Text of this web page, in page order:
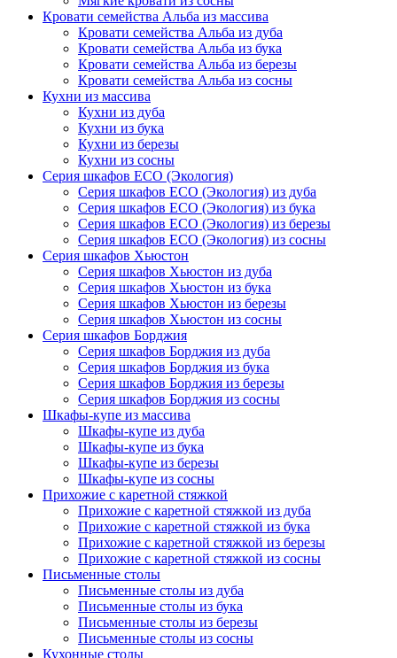
Кровати семейства Альба из массива
Кровати семейства Альба из дуба
Кровати семейства Альба из бука
Кровати семейства Альба из березы
Кровати семейства Альба из сосны
Кухни из массива
Кухни из дуба
Кухни из бука
Кухни из березы
Кухни из сосны
Серия шкафов ECO (Экология)
Серия шкафов ECO (Экология) из дуба
Серия шкафов ECO (Экология) из бука
Серия шкафов ECO (Экология) из березы
Серия шкафов ECO (Экология) из сосны
Серия шкафов Хьюстон
Серия шкафов Хьюстон из дуба
Серия шкафов Хьюстон из бука
Серия шкафов Хьюстон из березы
Серия шкафов Хьюстон из сосны
Серия шкафов Борджия
Серия шкафов Борджия из дуба
Серия шкафов Борджия из бука
Серия шкафов Борджия из березы
Серия шкафов Борджия из сосны
Шкафы-купе из массива
Шкафы-купе из дуба
Шкафы-купе из бука
Шкафы-купе из березы
Шкафы-купе из сосны
Прихожие с каретной стяжкой
Прихожие с каретной стяжкой из дуба
Прихожие с каретной стяжкой из бука
Прихожие с каретной стяжкой из березы
Прихожие с каретной стяжкой из сосны
Письменные столы
Письменные столы из дуба
Письменные столы из бука
Письменные столы из березы
Письменные столы из сосны
Кухонные столы